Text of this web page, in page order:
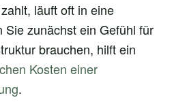
läuft oft in eine
Sie zunächst ein Gefühl für
brauchen, hilft ein
Kosten einer
.